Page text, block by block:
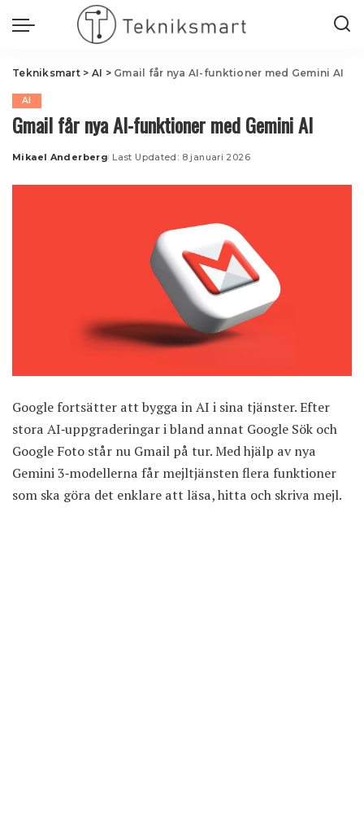
Tekniksmart> AI > Gmail får nya AI-funktioner med Gemini AI
AI
Gmail får nya AI-funktioner med Gemini AI
Posted
Mikael Anderberg Last Updated: 8 januari 2026
Google fortsätter att bygga in AI i sina tjänster. Efter
stora AI‑uppgraderingar i bland annat Google Sök och
Google Foto står nu Gmail på tur. Med hjälp av nya
Gemini 3‑modellerna får mejltjänsten flera funktioner
som ska göra det enklare att läsa, hitta och skriva mejl.